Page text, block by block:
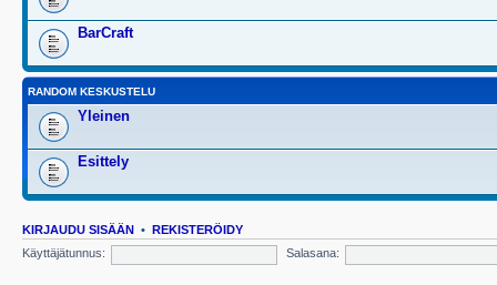
BarCraft
RANDOM KESKUSTELU
Yleinen
Esittely
KIRJAUDU SISÄÄN • REKISTERÖIDY
Käyttäjätunnus:
Salasana: